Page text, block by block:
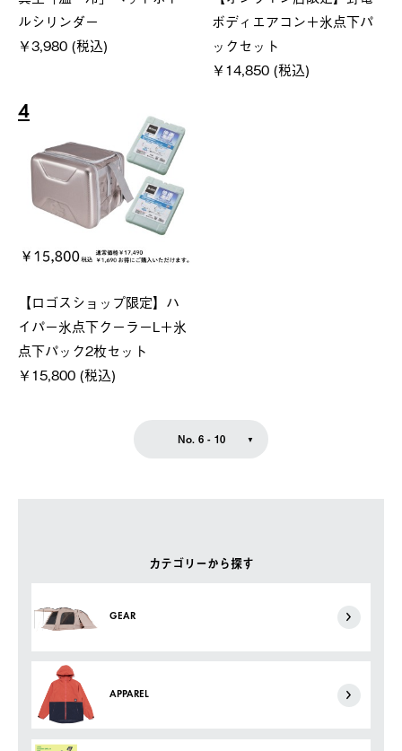
カテゴリーから探す
GEAR
APPAREL
ルシリンダー
￥3,980 (税込)
ボディエアコン＋氷点下パ
ックセット
￥14,850 (税込)
4
【ロゴスショップ限定】ハ
イパー氷点下クーラーL＋氷
点下パック2枚セット
￥15,800 (税込)
No. 6 - 10